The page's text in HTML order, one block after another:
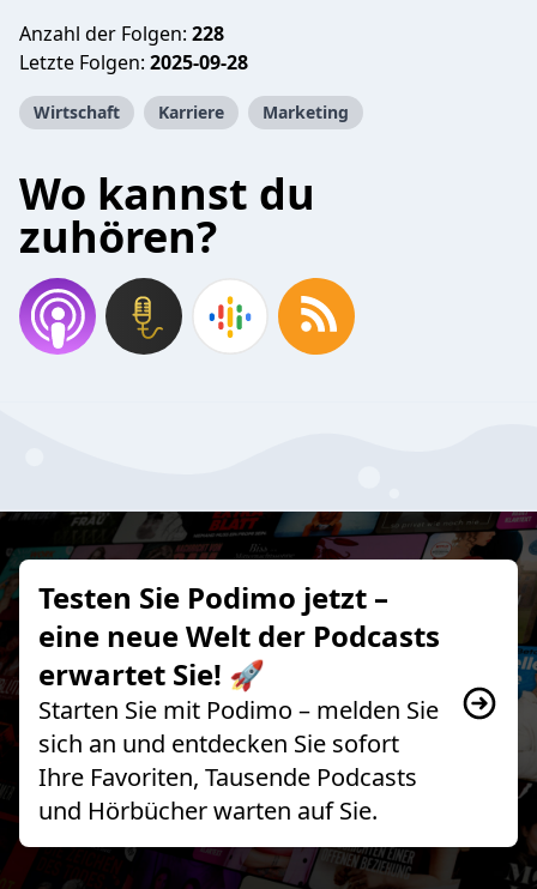
Anzahl der Folgen: 228
Letzte Folgen: 2025-09-28
Wirtschaft Karriere Marketing
Wo kannst du
zuhören?
Testen Sie Podimo jetzt –
eine neue Welt der Podcasts
erwartet Sie! 🚀
Starten Sie mit Podimo – melden Sie
sich an und entdecken Sie sofort
Ihre Favoriten, Tausende Podcasts
und Hörbücher warten auf Sie.